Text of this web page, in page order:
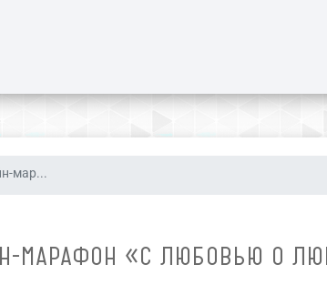
мар...
МАРАФОН «С ЛЮБОВЬЮ О